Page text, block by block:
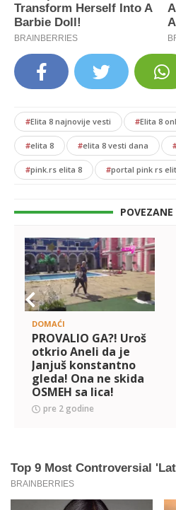
#Elita 8 najnovije vesti #Elita 8
#elita 8 #elita 8 vesti dana
#pink.rs elita 8 #portal pink rs
POVEZANE
DOMAĆI
PROVALIO GA?! Uroš
otkrio Aneli da je
Janjuš konstantno
gleda! Ona ne skida
OSMEH sa lica!
(VIDEO)
pre 2 godine